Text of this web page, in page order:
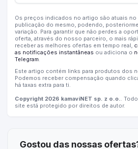
Os preços indicados no artigo são atuais no
publicação do mesmo, podendo,
variação. Para garantir que não perdes a
oferta, através do nosso parceiro, o mais
receber as melhores ofertas em tempo real,
as notificações instantâneas ou adiciona o
Telegram.
Este artigo contém links para produtos dos
Podemos receber compensação quando
há taxas extra para ti.
Copyright 2026 kamaviNET sp. z o.o..
site está protegido por direitos de autor.
Gostou das nossas